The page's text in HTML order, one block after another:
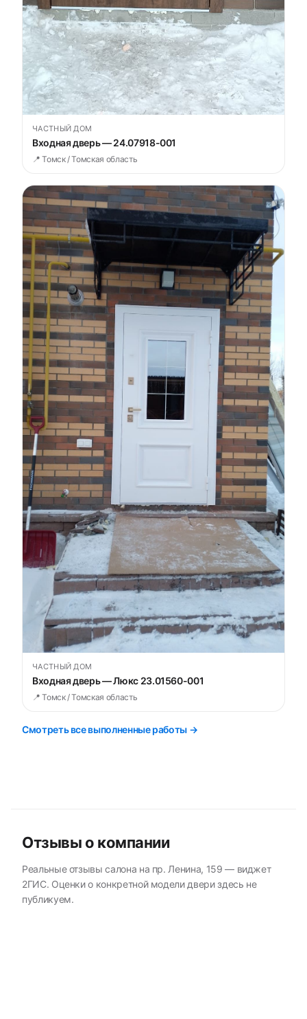
ЧАСТНЫЙ ДОМ
Входная дверь — 24.07918-001
📍 Томск / Томская область
ЧАСТНЫЙ ДОМ
Входная дверь — Люкс 23.01560-001
📍 Томск / Томская область
Смотреть все выполненные работы →
Отзывы о компании
Реальные отзывы салона на пр. Ленина, 159 — виджет
2ГИС. Оценки о конкретной модели двери здесь не
публикуем.